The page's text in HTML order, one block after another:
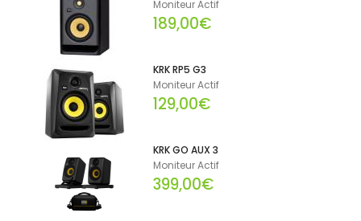
Moniteur Actif
189,00€
KRK RP5 G3
Moniteur Actif
129,00€
KRK GO AUX 3
Moniteur Actif
399,00€